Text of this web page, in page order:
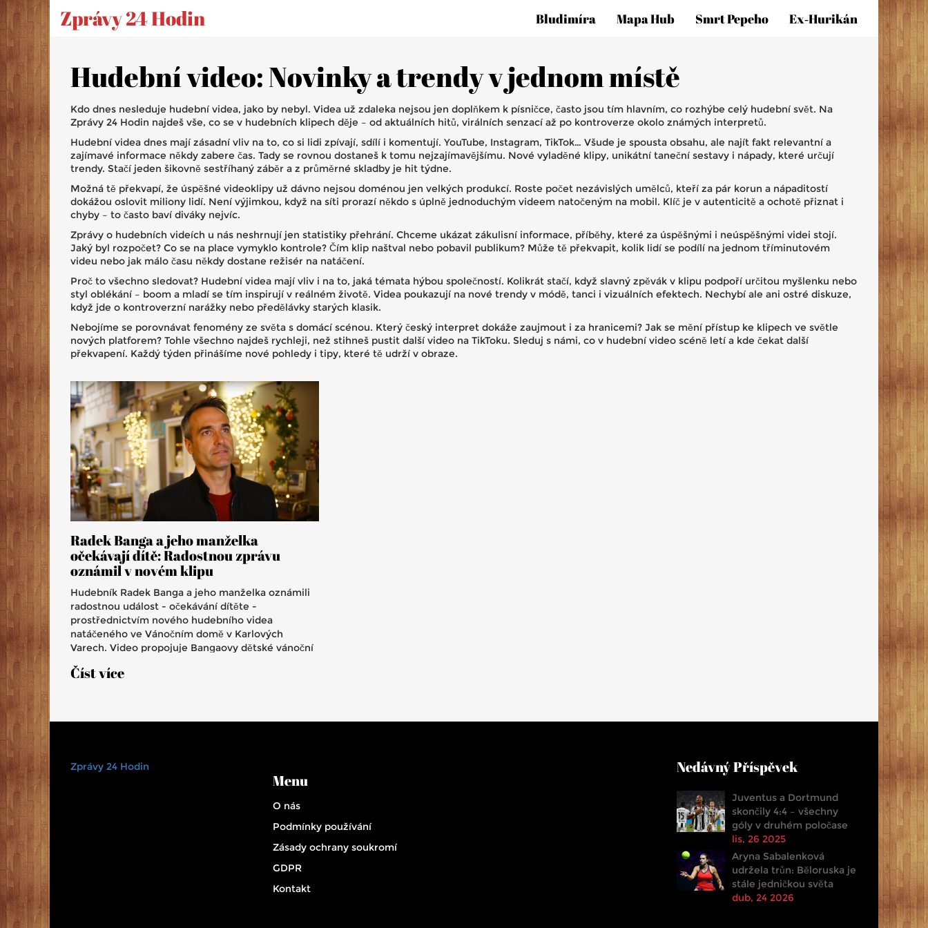
Zprávy 24 Hodin Bludimíra Mapa Hub Smrt Pepeho Ex‑hurikán
Hudební video: Novinky a trendy v jednom místě
Kdo dnes nesleduje hudební videa, jako by nebyl. Videa už zdaleka nejsou jen doplňkem k písničce, často jsou tím hlavním, co rozhýbe celý hudební svět. Na
Zprávy 24 Hodin najdeš vše, co se v hudebních klipech děje – od aktuálních hitů, virálních senzací až po kontroverze okolo známých interpretů.
Hudební videa dnes mají zásadní vliv na to, co si lidi zpívají, sdílí i komentují. YouTube, Instagram, TikTok… Všude je spousta obsahu, ale najít fakt relevantní a
zajímavé informace někdy zabere čas. Tady se rovnou dostaneš k tomu nejzajímavějšímu. Nové vyladěné klipy, unikátní taneční sestavy i nápady, které určují
trendy. Stačí jeden šikovně sestříhaný záběr a z průměrné skladby je hit týdne.
Možná tě překvapí, že úspěšné videoklipy už dávno nejsou doménou jen velkých produkcí. Roste počet nezávislých umělců, kteří za pár korun a nápaditostí
dokážou oslovit miliony lidí. Není výjimkou, když na síti prorazí někdo s úplně jednoduchým videem natočeným na mobil. Klíč je v autenticitě a ochotě přiznat i
chyby – to často baví diváky nejvíc.
Zprávy o hudebních videích u nás neshrnují jen statistiky přehrání. Chceme ukázat zákulisní informace, příběhy, které za úspěšnými i neúspěšnými videi stojí.
Jaký byl rozpočet? Co se na place vymyklo kontrole? Čím klip naštval nebo pobavil publikum? Může tě překvapit, kolik lidí se podílí na jednom tříminutovém
videu nebo jak málo času někdy dostane režisér na natáčení.
Proč to všechno sledovat? Hudební videa mají vliv i na to, jaká témata hýbou společností. Kolikrát stačí, když slavný zpěvák v klipu podpoří určitou myšlenku nebo
styl oblékání – boom a mladí se tím inspirují v reálném životě. Videa poukazují na nové trendy v módě, tanci i vizuálních efektech. Nechybí ale ani ostré diskuze,
když jde o kontroverzní narážky nebo předělávky starých klasik.
Nebojíme se porovnávat fenomény ze světa s domácí scénou. Který český interpret dokáže zaujmout i za hranicemi? Jak se mění přístup ke klipech ve světle
nových platforem? Tohle všechno najdeš rychleji, než stihneš pustit další video na TikToku. Sleduj s námi, co v hudební video scéně letí a kde čekat další
překvapení. Každý týden přinášíme nové pohledy i tipy, které tě udrží v obraze.
Radek Banga a jeho manželka
očekávají dítě: Radostnou zprávu
oznámil v novém klipu
Hudebník Radek Banga a jeho manželka oznámili
radostnou událost - očekávání dítěte -
prostřednictvím nového hudebního videa
natáčeného ve Vánočním domě v Karlových
Varech. Video propojuje Bangaovy dětské vánoční
rodiny, čímž sdílí osobní chvíle s veřejností.
Číst více
Zprávy 24 Hodin
Menu
O nás
Podmínky používání
Zásady ochrany soukromí
GDPR
Kontakt
Nedávný Příspěvek
Juventus a Dortmund
skončily 4:4 – všechny
góly v druhém poločase
lis, 26 2025
Aryna Sabalenková
udržela trůn: Běloruska je
stále jedničkou světa
dub, 24 2026